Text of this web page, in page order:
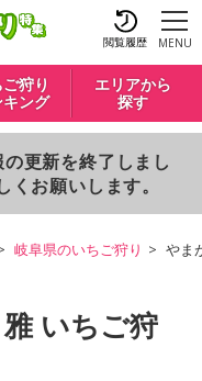
閲覧履歴 MENU
狩り
キング
エリアから
探す
更新を終了しまし
お願いします。
岐阜県のいちご狩り やま
いちご狩